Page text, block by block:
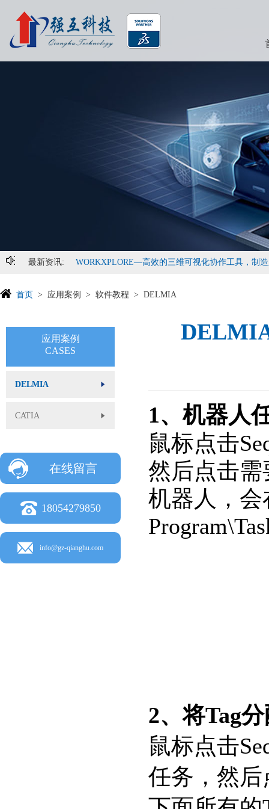
首页 应用案例 软件教程 DELMIA
应用案例
CASES
DELMIA
CATIA
在线留言
18054279850
info@gz-qianghu.com
1、机器人
鼠标点击
然后点击需
机器人，
2、将Tag
鼠标点击
任务，然后